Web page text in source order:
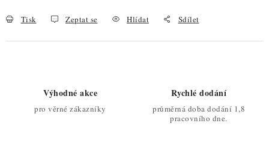
Tisk Zeptat se Hlídat Sdílet
Výhodné akce
pro věrné zákazníky
Rychlé dodání
průměrná doba dodání 1,8
pracovního dne.